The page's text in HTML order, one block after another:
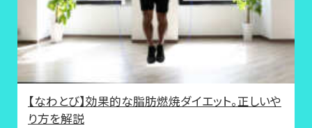
【なわとび】効果的な脂肪燃焼ダイエット。正しいや
り方を解説